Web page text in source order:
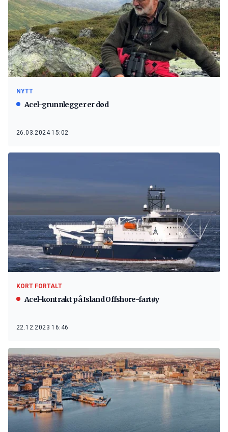
NYTT
Acel-grunnlegger er død
26.03.2024 15:02
KORT FORTALT
Acel-kontrakt på Island Offshore-fartøy
22.12.2023 16:46